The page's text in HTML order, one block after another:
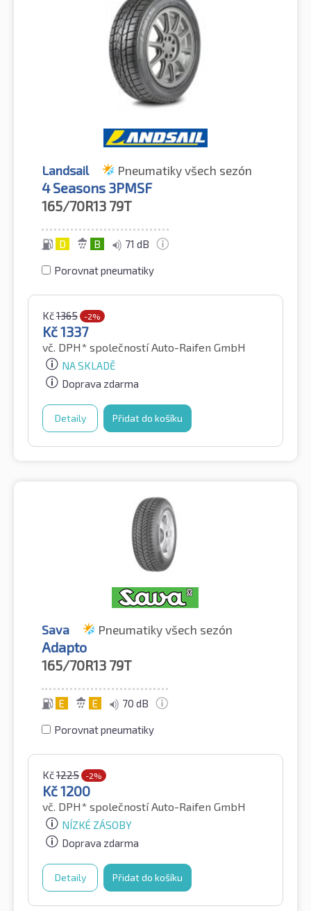
Landsail Pneumatiky všech sezón
4 Seasons 3PMSF
165/70R13 79T
D B 71 dB
Porovnat pneumatiky
Kč1365 -2%
Kč1337
vč. DPH* společností Auto-Raifen GmbH
NA SKLADĚ
Doprava zdarma
Detaily Přidat do košíku
Sava Pneumatiky všech sezón
Adapto
165/70R13 79T
E E 70 dB
Porovnat pneumatiky
Kč1225 -2%
Kč1200
vč. DPH* společností Auto-Raifen GmbH
NÍZKÉ ZÁSOBY
Doprava zdarma
Detaily Přidat do košíku